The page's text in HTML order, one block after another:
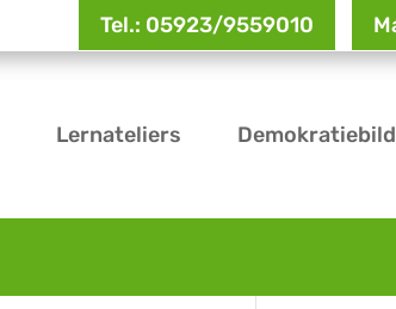
Tel.: 05923/9559010
Lernateliers